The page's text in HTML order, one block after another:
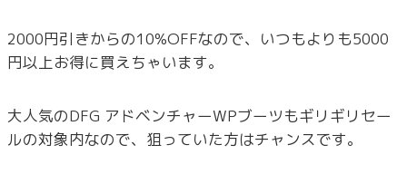
2000円引きからの10%OFFなので、いつもよりも5000
円以上お得に買えちゃいます。
大人気のDFG アドベンチャーWPブーツもギリギリセー
ルの対象内なので、狙っていた方はチャンスです。